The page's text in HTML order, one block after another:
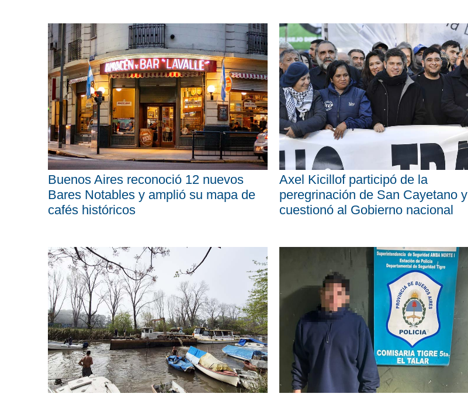
Buenos Aires reconoció 12 nuevos
Bares Notables y amplió su mapa de
cafés históricos
Axel Kicillof participó de la
peregrinación de San Cayetano y
cuestionó al Gobierno nacional